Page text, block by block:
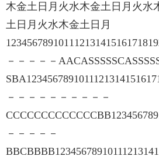
木金土日月火水木金土日月火水
土日月火水木金土日月
－－－－－
－－－－－－－－－－
－－－－－